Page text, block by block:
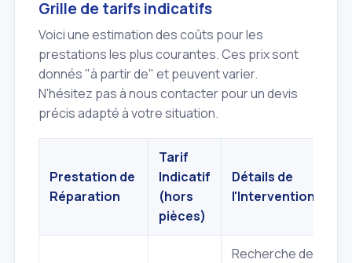
Grille de tarifs indicatifs
Voici une estimation des coûts pour les
prestations les plus courantes. Ces prix sont
donnés "à partir de" et peuvent varier.
N'hésitez pas à nous contacter pour un devis
précis adapté à votre situation.
Prestation de
Réparation
Tarif
Indicatif
(hors
pièces)
Détails de
l'Intervention
Recherche de la